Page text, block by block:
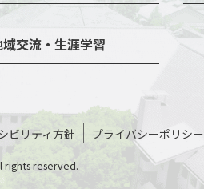
交流・生涯学習
ビリティ方針 プライバシーポリシー
reserved.